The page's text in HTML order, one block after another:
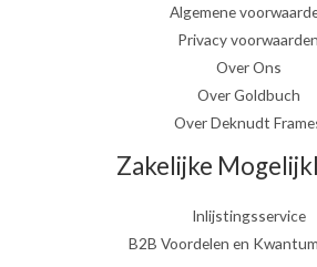
Algemene
Privacy voorwaarden
Over Ons
Over Goldbuch
Over Deknudt
Zakelijke
Inlijstingsservice
B2B Voordelen en